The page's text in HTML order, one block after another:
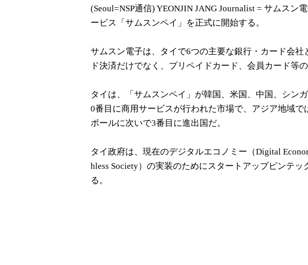
(Seoul= NSP通信) YEONJIN JANG Journalist = サムスン
ービス「サムスンペイ」を正式に開始する。
サムスン電子は、タイで6つの主要な銀行・カード会社
ド決済だけでなく、プリペイドカード、会員カード等
タイは、「サムスンペイ」が韓国、米国、中国、シン
0番目に商用サービスが行われた市場で、アジア地域
ポールに次いで3番目に進出国だ。
タイ政府は、現在のデジタルエコノミー（Digital
hless Society）の実装のためにスタートアップピンテ
る。